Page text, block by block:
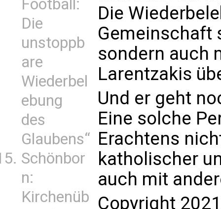
Football:
Die
unstoppb
are
Wiederbel
ebung
des
Glaubens“
Schönbor
n:
Kirchenüb
Die
Gemeinschaft
sondern auch
Larentzakis
Und er geht
Eine solche
Erachtens
katholischer
auch mit
Copyright